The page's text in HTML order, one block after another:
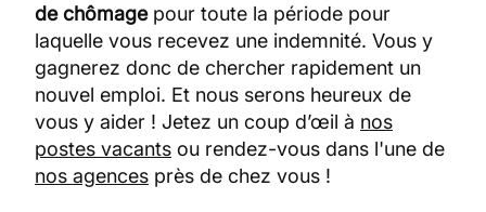
de chômagepour toute la période pour
laquelle vous recevez une indemnité. Vous y
gagnerez donc de chercher rapidement un
nouvel emploi. Et nous serons heureux de
vous y aider ! Jetez un coup d’œil à nos
postes vacants ou rendez-vous dans l'une de
nos agences près de chez vous !